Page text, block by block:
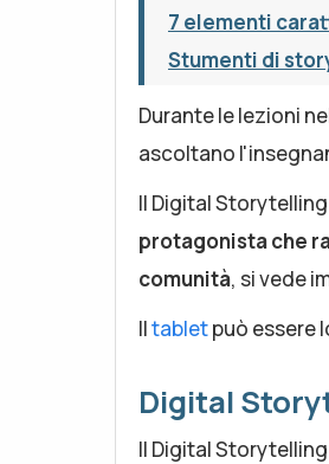
7 elementi
Stumenti di
Durante le lezioni
ascoltano
Il Digital
protagonista che
comunità, si vede
Iltabletpuò essere
Digital
Il Digital